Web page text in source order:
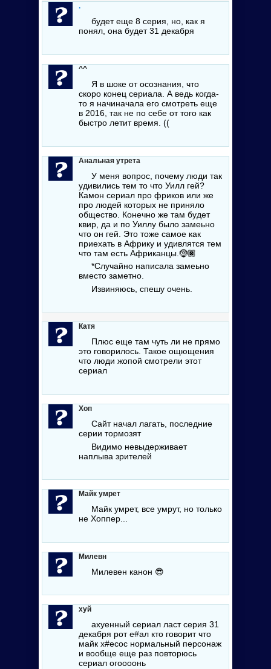
.
будет еще 8 серия, но, как я
понял, она будет 31 декабря
^^
Я в шоке от осознания, что
скоро конец сериала. А ведь когда-
то я начиначала его смотреть еще
в 2016, так не по себе от того как
быстро летит время. ((
Анальная утрета
У меня вопрос, почему люди так
удивились тем то что Уилл гей?
Камон сериал про фриков или же
про людей которых не приняло
общество. Конечно же там будет
квир, да и по Уиллу было замеьно
что он гей. Это тоже самое как
приехать в Африку и удивлятся тем
что там есть Африканцы.🤶🏿
*Случайно написала замеьно
вместо заметно.
Извиняюсь, спешу очень.
Катя
Плюс еще там чуть ли не прямо
это говорилось. Такое ощющения
что люди жопой смотрели этот
сериал
Хоп
Сайт начал лагать, последние
серии тормозят
Видимо невыдерживает
наплыва зрителей
Майк умрет
Майк умрет, все умрут, но только
не Хоппер...
Милевн
Милевен канон 😎
хуй
ахуенный сериал ласт серия 31
декабря роте#ал кто говорит что
майк х#есос нормальный персонаж
и вообще еще раз повторюсь
сериал огоооонь